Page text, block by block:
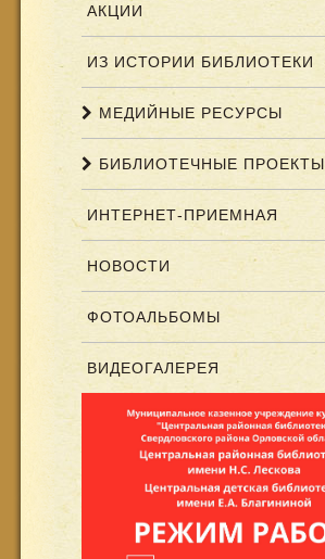
АКЦИИ
ИЗ ИСТОРИИ БИБЛИОТЕКИ
МЕДИЙНЫЕ РЕСУРСЫ
БИБЛИОТЕЧНЫЕ ПРОЕКТЫ
ИНТЕРНЕТ-ПРИЕМНАЯ
НОВОСТИ
ФОТОАЛЬБОМЫ
ВИДЕОГАЛЕРЕЯ